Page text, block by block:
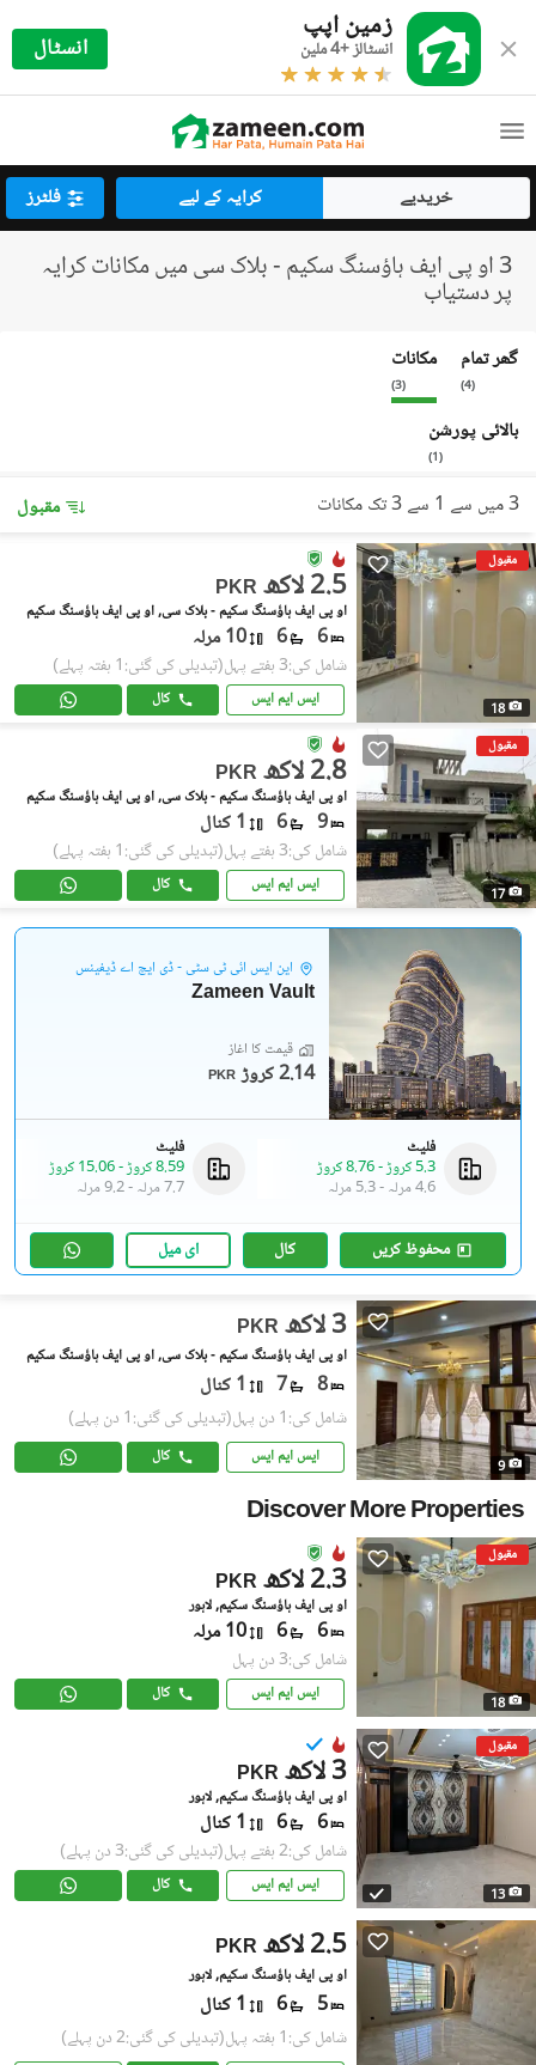
زمین اپپ
انسٹالز +4 ملین انسٹال
خریدیے کرایہ کے لیے فلٹرز
3 او پی ایف ہاؤسنگ سکیم - بلاک سی میں مکانات کرایہ
پر دستیاب
گھر تمام
(
4
)
مکانات
(
3
)
بالائی پورشن
(
1
)
3 میں سے 1 سے 3 تک مکانات مقبول
مقبول
18
PKR 2.5 لاکھ
او پی ایف ہاؤسنگ سکیم - بلاک سی, او پی ایف ہاؤسنگ سکیم
6
6 10 مرلہ
شامل کی:3 ہفتے پہل (تبدیلی کی گئی:1 ہفتہ پہلے)
ایس ایم ایس کال
مقبول
17
PKR 2.8 لاکھ
او پی ایف ہاؤسنگ سکیم - بلاک سی, او پی ایف ہاؤسنگ سکیم
9
6 1 کنال
شامل کی:3 ہفتے پہل (تبدیلی کی گئی:1 ہفتہ پہلے)
ایس ایم ایس کال
این ایس آئی ٹی سٹی - ڈی ایچ اے ڈیفینس
Zameen Vault
قیمت کا آغاز
PKR 2.14 کروڑ
فلیٹ
5.3 کروڑ
-8.76 کروڑ
4.6 مرلہ
-5.3 مرلہ
فلیٹ
8.59 کروڑ
-15.06 کروڑ
7.7 مرلہ
-9.2 مرلہ
محفوظ کریں کال ای میل
9
PKR 3 لاکھ
او پی ایف ہاؤسنگ سکیم - بلاک سی, او پی ایف ہاؤسنگ سکیم
8
7 1 کنال
شامل کی:1 دن پہل (تبدیلی کی گئی:1 دن پہلے)
ایس ایم ایس کال
Discover More Properties
مقبول
18
PKR 2.3 لاکھ
او پی ایف ہاؤسنگ سکیم, لاہور
6
6 10 مرلہ
شامل کی:3 دن پہل
ایس ایم ایس کال
مقبول
13
PKR 3 لاکھ
او پی ایف ہاؤسنگ سکیم, لاہور
6
6 1 کنال
شامل کی:2 ہفتے پہل (تبدیلی کی گئی:3 دن پہلے)
ایس ایم ایس کال
PKR 2.5 لاکھ
او پی ایف ہاؤسنگ سکیم, لاہور
5
6 1 کنال
شامل کی:1 ہفتہ پہل (تبدیلی کی گئی:2 دن پہلے)